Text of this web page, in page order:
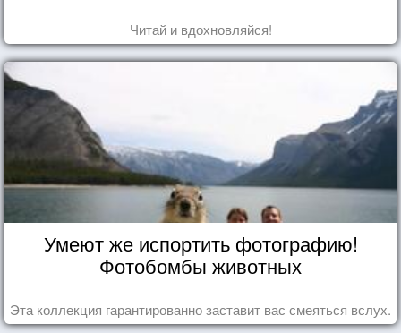
Читай и вдохновляйся!
Умеют же испортить фотографию!
Фотобомбы животных
Эта коллекция гарантированно заставит вас смеяться вслух.